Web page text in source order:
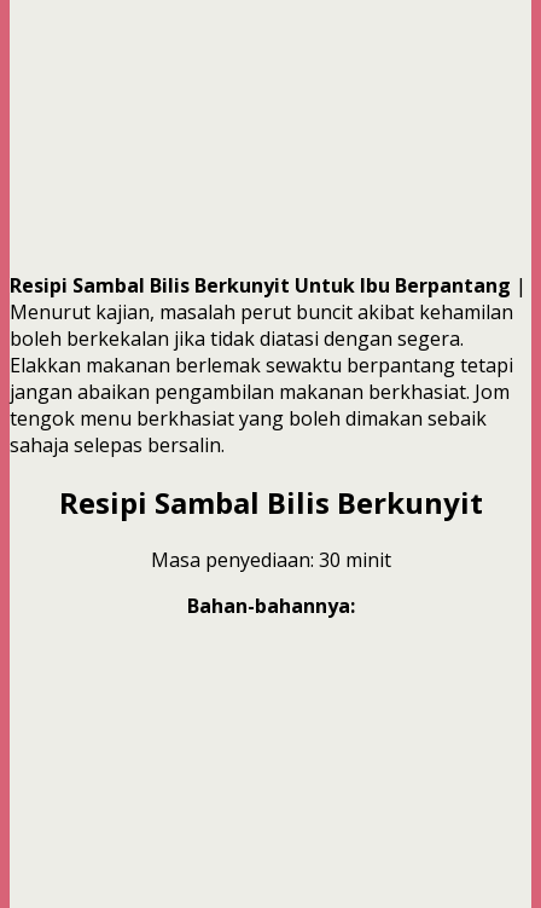
Resipi Sambal Bilis Berkunyit Untuk Ibu Berpantang |
Menurut kajian, masalah perut buncit akibat kehamilan
boleh berkekalan jika tidak diatasi dengan segera.
Elakkan makanan berlemak sewaktu berpantang tetapi
jangan abaikan pengambilan makanan berkhasiat. Jom
tengok menu berkhasiat yang boleh dimakan sebaik
sahaja selepas bersalin.
Resipi Sambal Bilis Berkunyit
Masa penyediaan: 30 minit
Bahan-bahannya: